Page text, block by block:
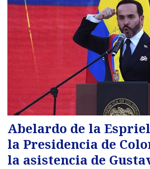
Abelardo de la
la Presidencia de
la asistencia de